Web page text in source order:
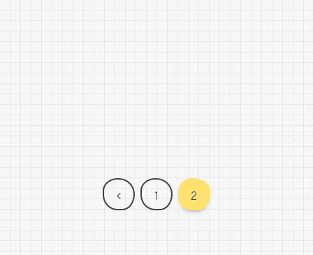
前
1 2